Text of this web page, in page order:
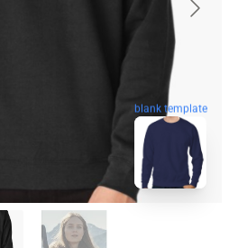
blank template